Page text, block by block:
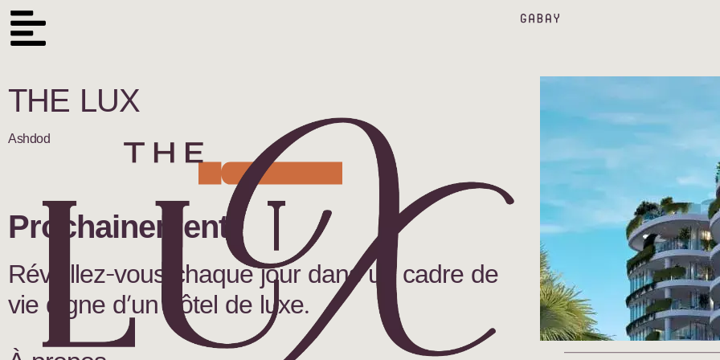
THE LUX
Ashdod
Prochainement!
Réveillez-vous chaque jour dans un cadre de
vie digne d’un hôtel de luxe.